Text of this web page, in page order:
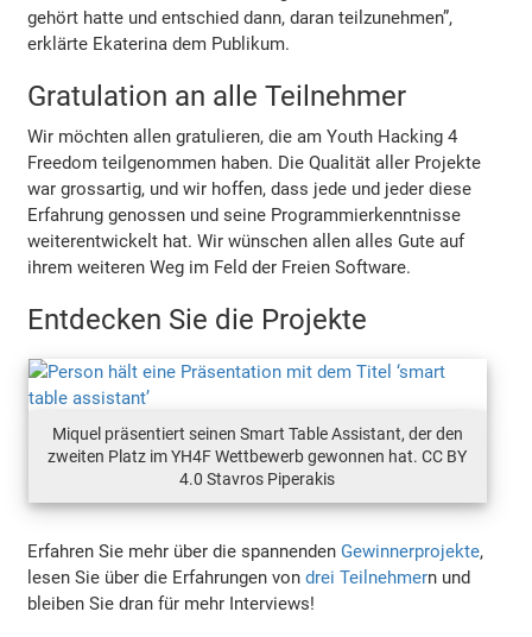
gehört hatte und entschied dann, daran teilzunehmen”,
erklärte Ekaterina dem Publikum.
Gratulation an alle Teilnehmer
Wir möchten allen gratulieren, die am Youth Hacking 4
Freedom teilgenommen haben. Die Qualität aller Projekte
war grossartig, und wir hoffen, dass jede und jeder diese
Erfahrung genossen und seine Programmierkenntnisse
weiterentwickelt hat. Wir wünschen allen alles Gute auf
ihrem weiteren Weg im Feld der Freien Software.
Entdecken Sie die Projekte
Miquel präsentiert seinen Smart Table Assistant, der den
zweiten Platz im YH4F Wettbewerb gewonnen hat. CC BY
4.0 Stavros Piperakis
Erfahren Sie mehr über die spannenden Gewinnerprojekte,
lesen Sie über die Erfahrungen vondrei Teilnehmern und
bleiben Sie dran für mehr Interviews!